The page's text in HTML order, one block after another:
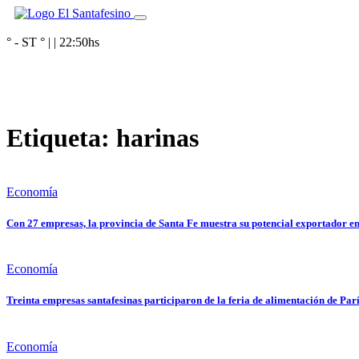
° - ST ° | | 22:50hs
Etiqueta: harinas
Economía
Con 27 empresas, la provincia de Santa Fe muestra su potencial exportador
Economía
Treinta empresas santafesinas participaron de la feria de alimentación de
Economía